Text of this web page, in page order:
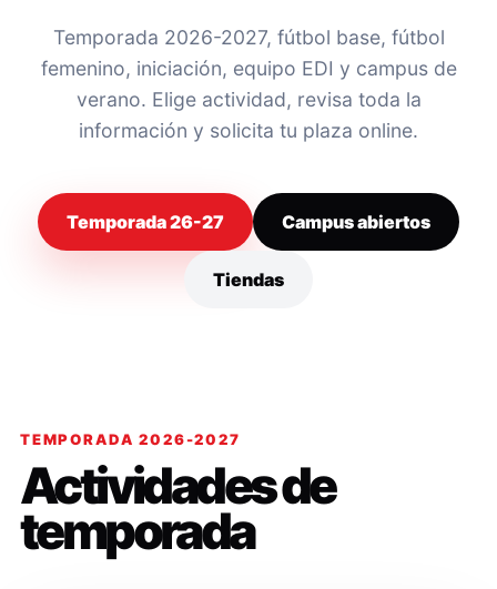
Temporada 2026-2027, fútbol base, fútbol
femenino, iniciación, equipo EDI y campus de
verano. Elige actividad, revisa toda la
información y solicita tu plaza online.
Temporada 26-27 Campus abiertos
Tiendas
TEMPORADA 2026-2027
Actividades de
temporada